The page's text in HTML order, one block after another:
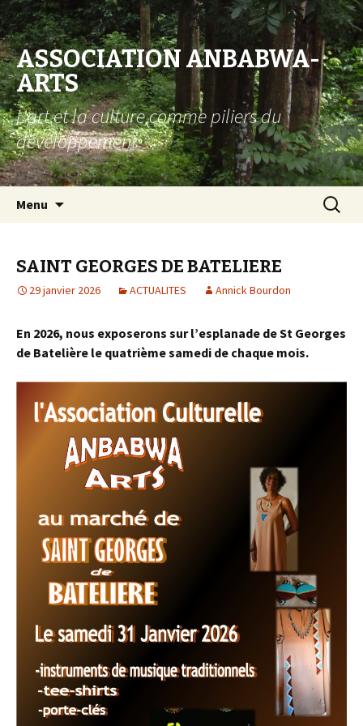
ASSOCIATION ANBABWA-
ARTS
L'art et la culture comme piliers du
développement
Menu
SAINT GEORGES DE BATELIERE
29 janvier 2026 ACTUALITES Annick Bourdon
En 2026, nous exposerons sur l’esplanade de St Georges
de Batelière le quatrième samedi de chaque mois.